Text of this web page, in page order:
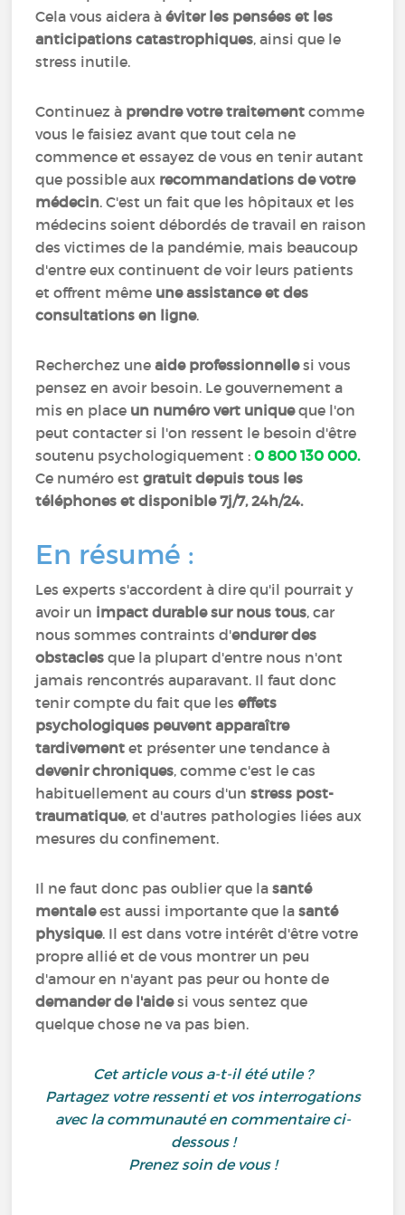
Cela vous aidera àéviter les pensées et les
anticipations catastrophiques, ainsi que le
stress inutile.
Continuez à prendre votre traitement comme
vous le faisiez avant que tout cela ne
commence et essayez de vous en tenir autant
que possible aux recommandations de votre
médecin. C'est un fait que les hôpitaux et les
médecins soient débordés de travail en raison
des victimes de la pandémie, mais beaucoup
d'entre eux continuent de voir leurs patients
et offrent même une assistance et des
consultations en ligne.
Recherchez uneaide professionnellesi vous
pensez en avoir besoin. Le gouvernement a
mis en place un numéro vert uniqueque l'on
peut contacter si l'on ressent le besoin d'être
soutenu psychologiquement :0 800 130 000.
Ce numéro estgratuit depuis tous les
téléphones et disponible 7j/7, 24h/24.
En résumé :
Les experts s'accordent à dire qu'il pourrait y
avoir un impact durable sur nous tous, car
nous sommes contraints d'endurer des
obstacles que la plupart d'entre nous n'ont
jamais rencontrés auparavant. Il faut donc
tenir compte du fait que leseffets
psychologiques peuvent apparaître
tardivement et présenter une tendance à
devenir chroniques, comme c'est le cas
habituellement au cours d'unstress post-
traumatique, et d'autres pathologies liées aux
mesures du confinement.
Il ne faut donc pas oublier que lasanté
mentaleest aussi importante que lasanté
physique. Il est dans votre intérêt d'être votre
propre allié et de vous montrer un peu
d'amour en n'ayant pas peur ou honte de
demander de l'aidesi vous sentez que
quelque chose ne va pas bien.
Cet article vous a-t-il été utile ?
Partagez votre ressenti et vos interrogations
avec la communauté en commentaire ci-
dessous !
Prenez soin de vous !